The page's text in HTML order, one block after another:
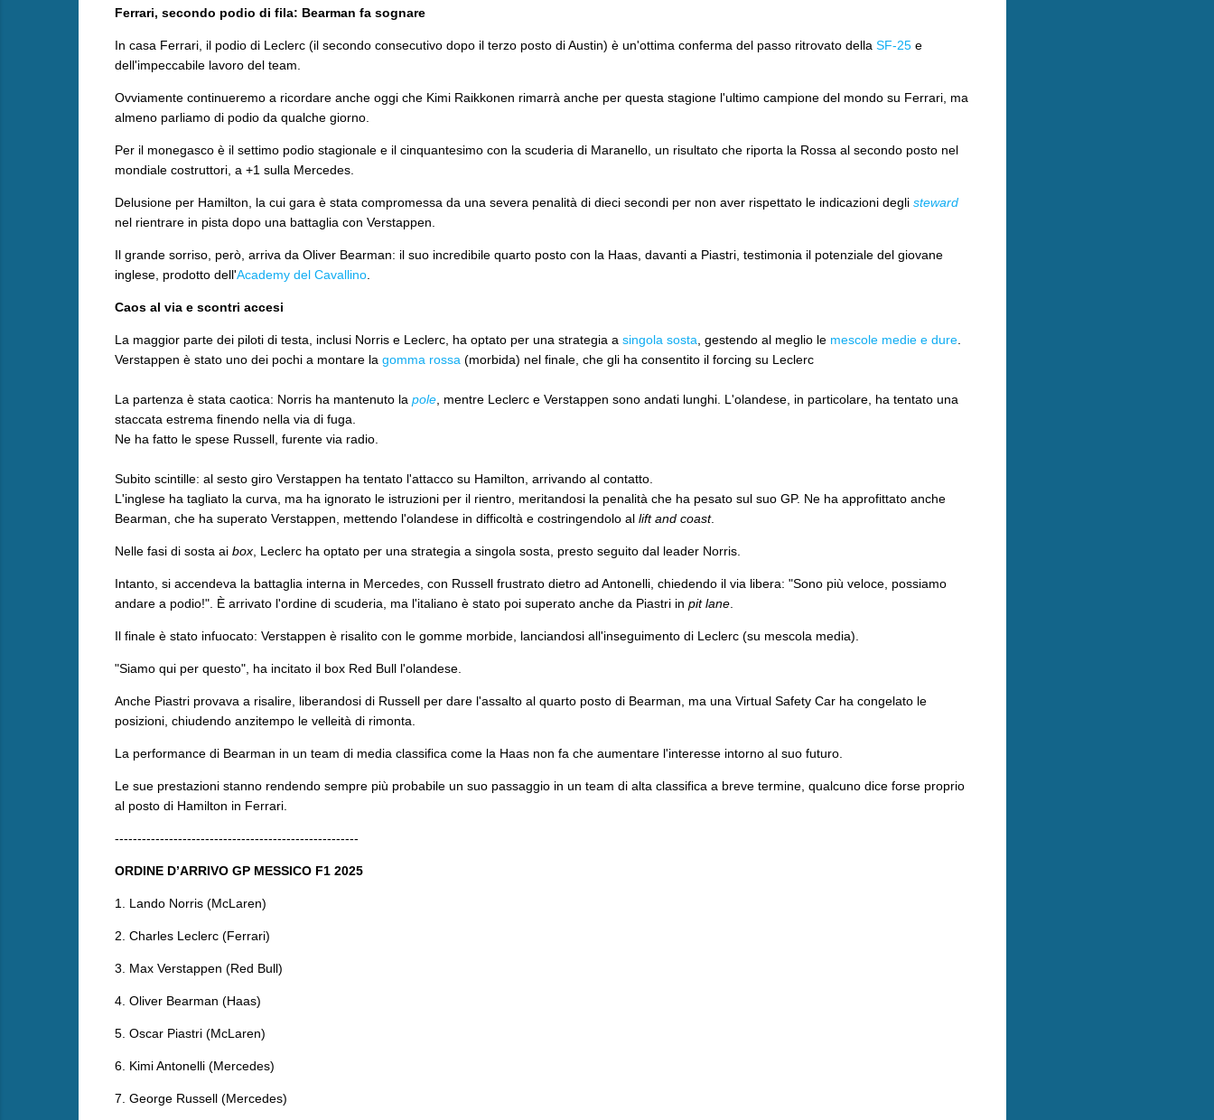
Ferrari, secondo podio di fila: Bearman fa sognare
​In casa Ferrari, il podio di Leclerc (il secondo consecutivo dopo il terzo posto di Austin) è un'ottima conferma del passo ritrovato della SF-25e
dell'impeccabile lavoro del team.
Ovviamente continueremo a ricordare anche oggi che Kimi Raikkonen rimarrà anche per questa stagione l'ultimo campione del mondo su Ferrari, ma
almeno parliamo di podio da qualche giorno.
Per il monegasco è il settimo podio stagionale e il cinquantesimo con la scuderia di Maranello, un risultato che riporta la Rossa al secondo posto nel
mondiale costruttori, a +1 sulla Mercedes.
Delusione per Hamilton, la cui gara è stata compromessa da una severa penalità di dieci secondi per non aver rispettato le indicazioni degli steward
nel rientrare in pista dopo una battaglia con Verstappen.
Il grande sorriso, però, arriva da Oliver Bearman: il suo incredibile quarto posto con la Haas, davanti a Piastri, testimonia il potenziale del giovane
inglese, prodotto dell'Academy del Cavallino.
Caos al via e scontri accesi
La maggior parte dei piloti di testa, inclusi Norris e Leclerc, ha optato per una strategia a singola sosta , gestendo al meglio le mescole medie e dure.
Verstappen è stato uno dei pochi a montare la gomma rossa (morbida) nel finale, che gli ha consentito il forcing su Leclerc
La partenza è stata caotica: Norris ha mantenuto la pole, mentre Leclerc e Verstappen sono andati lunghi. L'olandese, in particolare, ha tentato una
staccata estrema finendo nella via di fuga.
Ne ha fatto le spese Russell, furente via radio.
Subito scintille: al sesto giro Verstappen ha tentato l'attacco su Hamilton, arrivando al contatto.
L'inglese ha tagliato la curva, ma ha ignorato le istruzioni per il rientro, meritandosi la penalità che ha pesato sul suo GP. Ne ha approfittato anche
Bearman, che ha superato Verstappen, mettendo l'olandese in difficoltà e costringendolo al lift and coast.
​Nelle fasi di sosta ai box, Leclerc ha optato per una strategia a singola sosta, presto seguito dal leader Norris.
Intanto, si accendeva la battaglia interna in Mercedes, con Russell frustrato dietro ad Antonelli, chiedendo il via libera: "Sono più veloce, possiamo
andare a podio!". È arrivato l'ordine di scuderia, ma l'italiano è stato poi superato anche da Piastri in pit lane.
​Il finale è stato infuocato: Verstappen è risalito con le gomme morbide, lanciandosi all'inseguimento di Leclerc (su mescola media).
"Siamo qui per questo", ha incitato il box Red Bull l'olandese.
Anche Piastri provava a risalire, liberandosi di Russell per dare l'assalto al quarto posto di Bearman, ma una Virtual Safety Car ha congelato le
posizioni, chiudendo anzitempo le velleità di rimonta.
La performance di Bearman in un team di media classifica come la Haas non fa che aumentare l'interesse intorno al suo futuro.
Le sue prestazioni stanno rendendo sempre più probabile un suo passaggio in un team di alta classifica a breve termine, qualcuno dice forse proprio
al posto di Hamilton in Ferrari.
------------------------------------------------------
ORDINE D’ARRIVO GP MESSICO F1 2025
1. Lando Norris (McLaren)
2. Charles Leclerc (Ferrari)
3. Max Verstappen (Red Bull)
4. Oliver Bearman (Haas)
5. Oscar Piastri (McLaren)
6. Kimi Antonelli (Mercedes)
7. George Russell (Mercedes)